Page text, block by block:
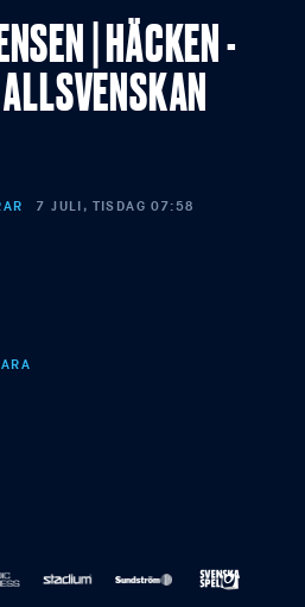
| HÄCKEN -
7 JULI, TISDAG 07:58